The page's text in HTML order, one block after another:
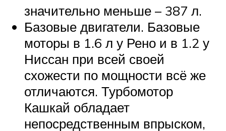
значительно меньше – 387 л.
Базовые двигатели. Базовые
моторы в 1.6 л у Рено и в 1.2 у
Ниссан при всей своей
схожести по мощности всё же
отличаются. Турбомотор
Кашкай обладает
непосредственным впрыском,